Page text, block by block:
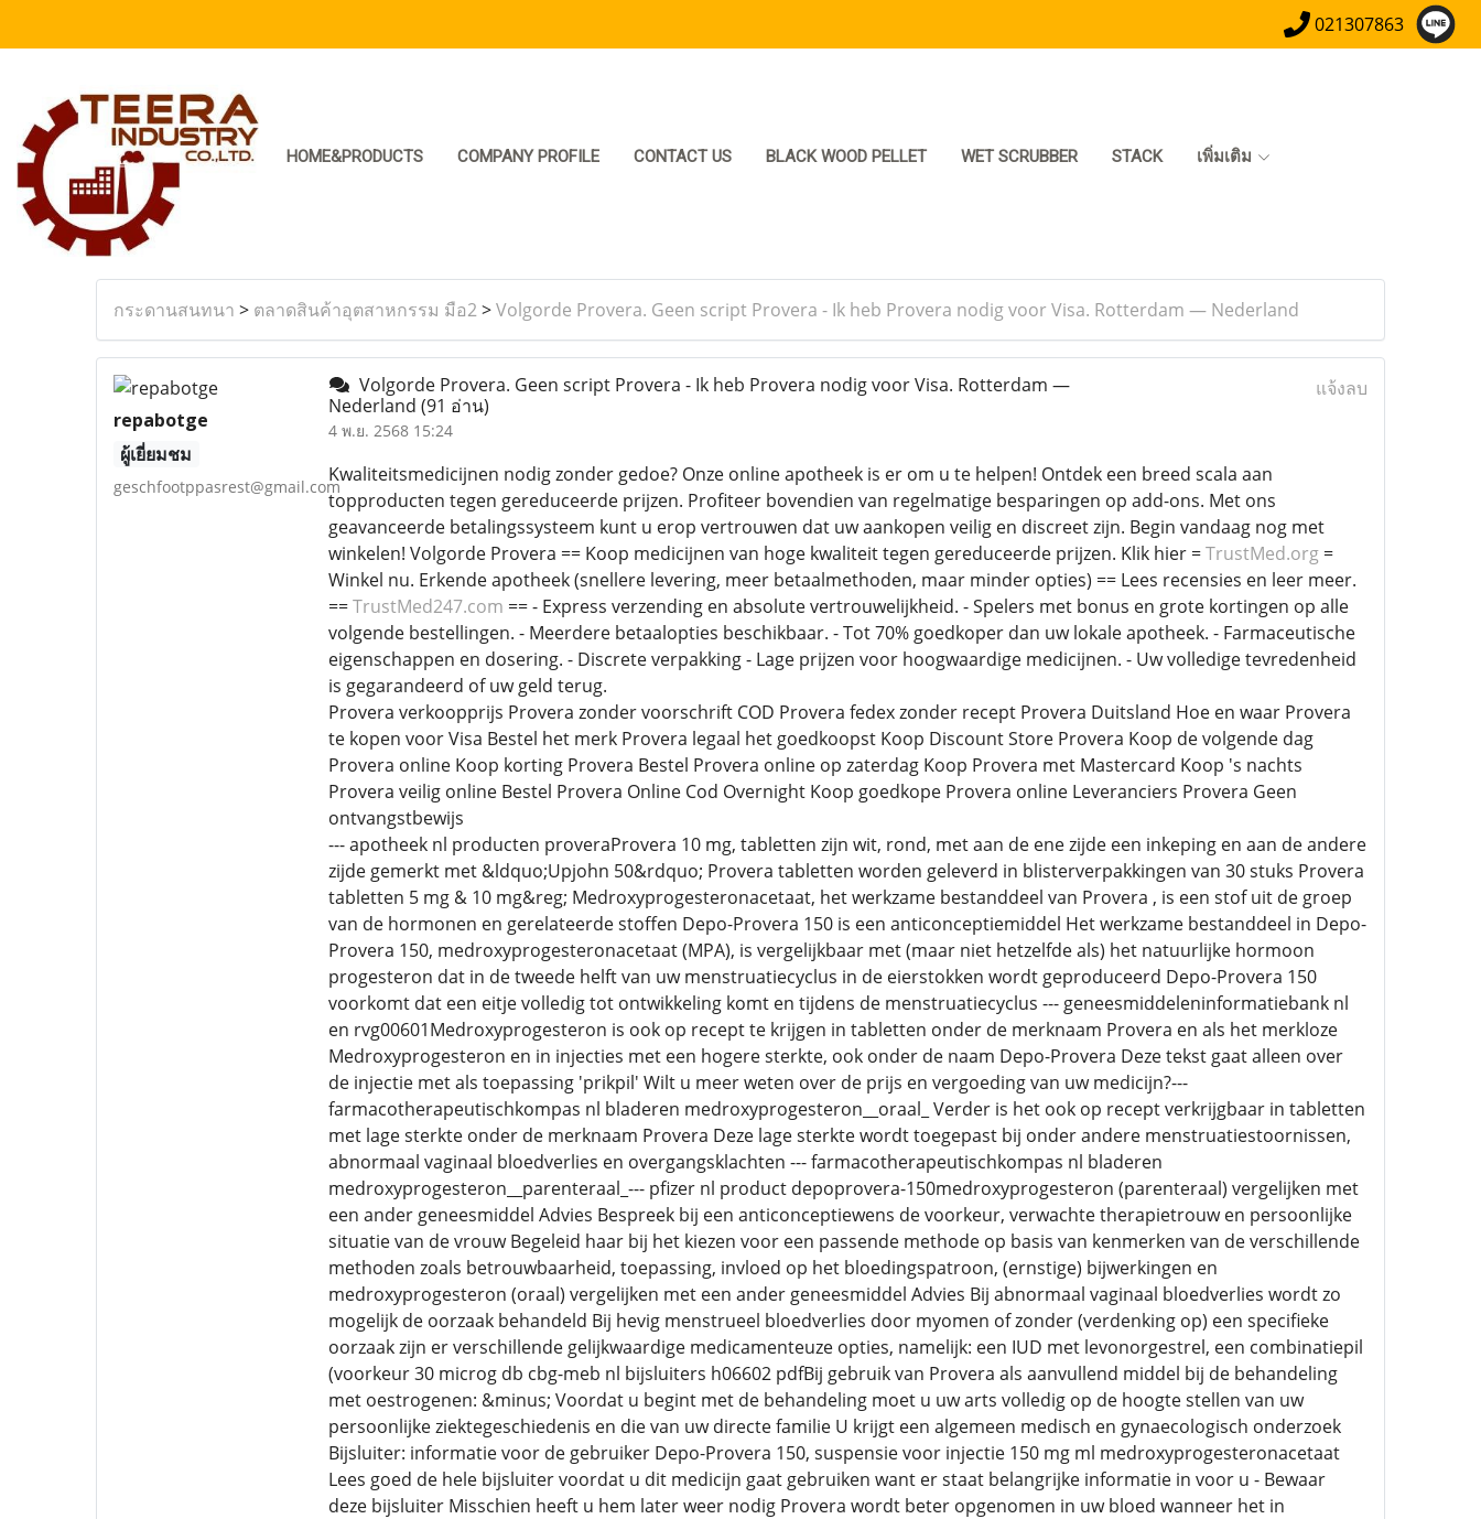
021307863
HOME&PRODUCTS COMPANY PROFILE CONTACT US BLACK WOOD PELLET WET SCRUBBER STACK เพิ่มเติม
กระดานสนทนา > ตลาดสินค้าอุตสาหกรรม มือ2>Volgorde Provera. Geen script Provera - Ik heb Provera nodig voor Visa. Rotterdam — Nederland
repabotge
ผู้เยี่ยมชม
geschfootppasrest@gmail.com
Volgorde Provera. Geen script Provera - Ik heb Provera nodig voor Visa. Rotterdam —
Nederland (91 อ่าน)
4 พ.ย. 2568 15:24
แจ้งลบ
Kwaliteitsmedicijnen nodig zonder gedoe? Onze online apotheek is er om u te helpen! Ontdek een breed scala aan
topproducten tegen gereduceerde prijzen. Profiteer bovendien van regelmatige besparingen op add-ons. Met ons
geavanceerde betalingssysteem kunt u erop vertrouwen dat uw aankopen veilig en discreet zijn. Begin vandaag nog met
winkelen! Volgorde Provera == Koop medicijnen van hoge kwaliteit tegen gereduceerde prijzen. Klik hier =TrustMed.org=
Winkel nu. Erkende apotheek (snellere levering, meer betaalmethoden, maar minder opties) == Lees recensies en leer meer.
==TrustMed247.com == - Express verzending en absolute vertrouwelijkheid. - Spelers met bonus en grote kortingen op alle
volgende bestellingen. - Meerdere betaalopties beschikbaar. - Tot 70% goedkoper dan uw lokale apotheek. - Farmaceutische
eigenschappen en dosering. - Discrete verpakking - Lage prijzen voor hoogwaardige medicijnen. - Uw volledige tevredenheid
is gegarandeerd of uw geld terug.
Provera verkoopprijs Provera zonder voorschrift COD Provera fedex zonder recept Provera Duitsland Hoe en waar Provera
te kopen voor Visa Bestel het merk Provera legaal het goedkoopst Koop Discount Store Provera Koop de volgende dag
Provera online Koop korting Provera Bestel Provera online op zaterdag Koop Provera met Mastercard Koop 's nachts
Provera veilig online Bestel Provera Online Cod Overnight Koop goedkope Provera online Leveranciers Provera Geen
ontvangstbewijs
--- apotheek nl producten proveraProvera 10 mg, tabletten zijn wit, rond, met aan de ene zijde een inkeping en aan de andere
zijde gemerkt met &ldquo;Upjohn 50&rdquo; Provera tabletten worden geleverd in blisterverpakkingen van 30 stuks Provera
tabletten 5 mg & 10 mg&reg; Medroxyprogesteronacetaat, het werkzame bestanddeel van Provera , is een stof uit de groep
van de hormonen en gerelateerde stoffen Depo-Provera 150 is een anticonceptiemiddel Het werkzame bestanddeel in Depo-
Provera 150, medroxyprogesteronacetaat (MPA), is vergelijkbaar met (maar niet hetzelfde als) het natuurlijke hormoon
progesteron dat in de tweede helft van uw menstruatiecyclus in de eierstokken wordt geproduceerd Depo-Provera 150
voorkomt dat een eitje volledig tot ontwikkeling komt en tijdens de menstruatiecyclus --- geneesmiddeleninformatiebank nl
en rvg00601Medroxyprogesteron is ook op recept te krijgen in tabletten onder de merknaam Provera en als het merkloze
Medroxyprogesteron en in injecties met een hogere sterkte, ook onder de naam Depo-Provera Deze tekst gaat alleen over
de injectie met als toepassing 'prikpil' Wilt u meer weten over de prijs en vergoeding van uw medicijn?---
farmacotherapeutischkompas nl bladeren medroxyprogesteron__oraal_ Verder is het ook op recept verkrijgbaar in tabletten
met lage sterkte onder de merknaam Provera Deze lage sterkte wordt toegepast bij onder andere menstruatiestoornissen,
abnormaal vaginaal bloedverlies en overgangsklachten --- farmacotherapeutischkompas nl bladeren
medroxyprogesteron__parenteraal_--- pfizer nl product depoprovera-150medroxyprogesteron (parenteraal) vergelijken met
een ander geneesmiddel Advies Bespreek bij een anticonceptiewens de voorkeur, verwachte therapietrouw en persoonlijke
situatie van de vrouw Begeleid haar bij het kiezen voor een passende methode op basis van kenmerken van de verschillende
methoden zoals betrouwbaarheid, toepassing, invloed op het bloedingspatroon, (ernstige) bijwerkingen en
medroxyprogesteron (oraal) vergelijken met een ander geneesmiddel Advies Bij abnormaal vaginaal bloedverlies wordt zo
mogelijk de oorzaak behandeld Bij hevig menstrueel bloedverlies door myomen of zonder (verdenking op) een specifieke
oorzaak zijn er verschillende gelijkwaardige medicamenteuze opties, namelijk: een IUD met levonorgestrel, een combinatiepil
(voorkeur 30 microg db cbg-meb nl bijsluiters h06602 pdfBij gebruik van Provera als aanvullend middel bij de behandeling
met oestrogenen: &minus; Voordat u begint met de behandeling moet u uw arts volledig op de hoogte stellen van uw
persoonlijke ziektegeschiedenis en die van uw directe familie U krijgt een algemeen medisch en gynaecologisch onderzoek
Bijsluiter: informatie voor de gebruiker Depo-Provera 150, suspensie voor injectie 150 mg ml medroxyprogesteronacetaat
Lees goed de hele bijsluiter voordat u dit medicijn gaat gebruiken want er staat belangrijke informatie in voor u - Bewaar
deze bijsluiter Misschien heeft u hem later weer nodig Provera wordt beter opgenomen in uw bloed wanneer het in